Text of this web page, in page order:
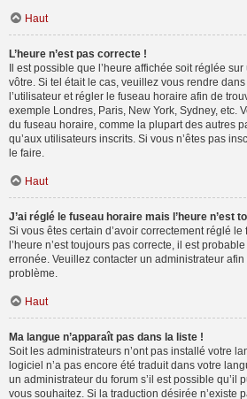
Haut
L’heure n’est pas correcte !
Il est possible que l’heure affichée soit réglée
vôtre. Si tel était le cas, veuillez vous rendre
l’utilisateur et régler le fuseau horaire afin de
exemple Londres, Paris, New York, Sydney, etc.
du fuseau horaire, comme la plupart des autres
qu’aux utilisateurs inscrits. Si vous n’êtes pas
le faire.
Haut
J’ai réglé le fuseau horaire mais l’heure n’est
Si vous êtes certain d’avoir correctement réglé
l’heure n’est toujours pas correcte, il est
erronée. Veuillez contacter un administrateur
problème.
Haut
Ma langue n’apparaît pas dans la liste !
Soit les administrateurs n’ont pas installé votre
logiciel n’a pas encore été traduit dans votre
un administrateur du forum s’il est possible qu’il
vous souhaitez. Si la traduction désirée n’existe